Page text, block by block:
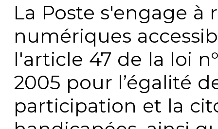
La Poste s'engage à
numériques
l'article 47 de la loi
2005 pour l’égalité
participation et la